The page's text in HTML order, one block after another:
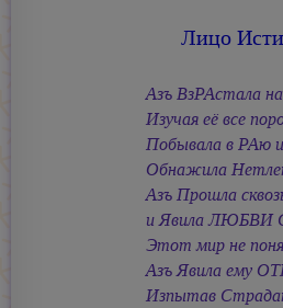
Лицо
Азъ ВзРАстала
Изучая её все
Побывала в РАю
Обнажила
Азъ Прошла
и Явила ЛЮБВИ
Этот мир не
Азъ Явила ему
Изпытав